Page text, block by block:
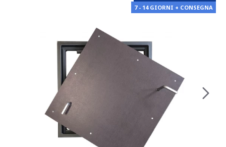
7 - 14 GIORNI + CONSEGNA